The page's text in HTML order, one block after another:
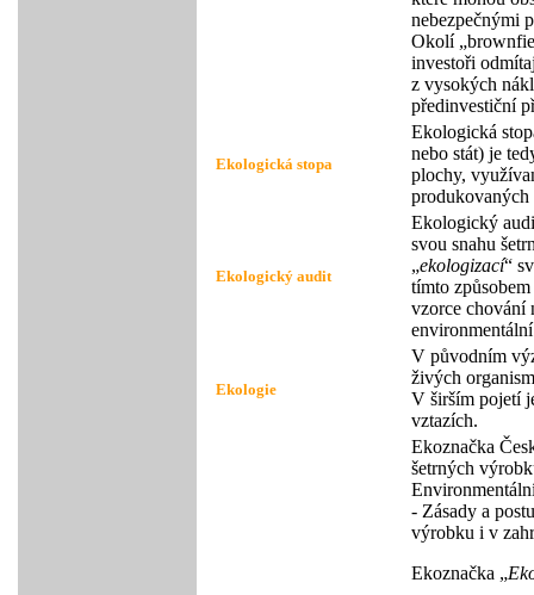
nebezpečnými
Okolí
investoři
z vysokých
předinvestiční
Ekologická stopa
Ekologická
nebo stát) je
plochy,
Ekologický audit
Ekologický
svou snahu
„ekologizací“
tímto
vzorce chování
Ekologie
V původním
živých
V širším pojetí
vztazích.
Ekoznačka
šetrných
- Zásady a
výrobku i v
Ekoznačka „